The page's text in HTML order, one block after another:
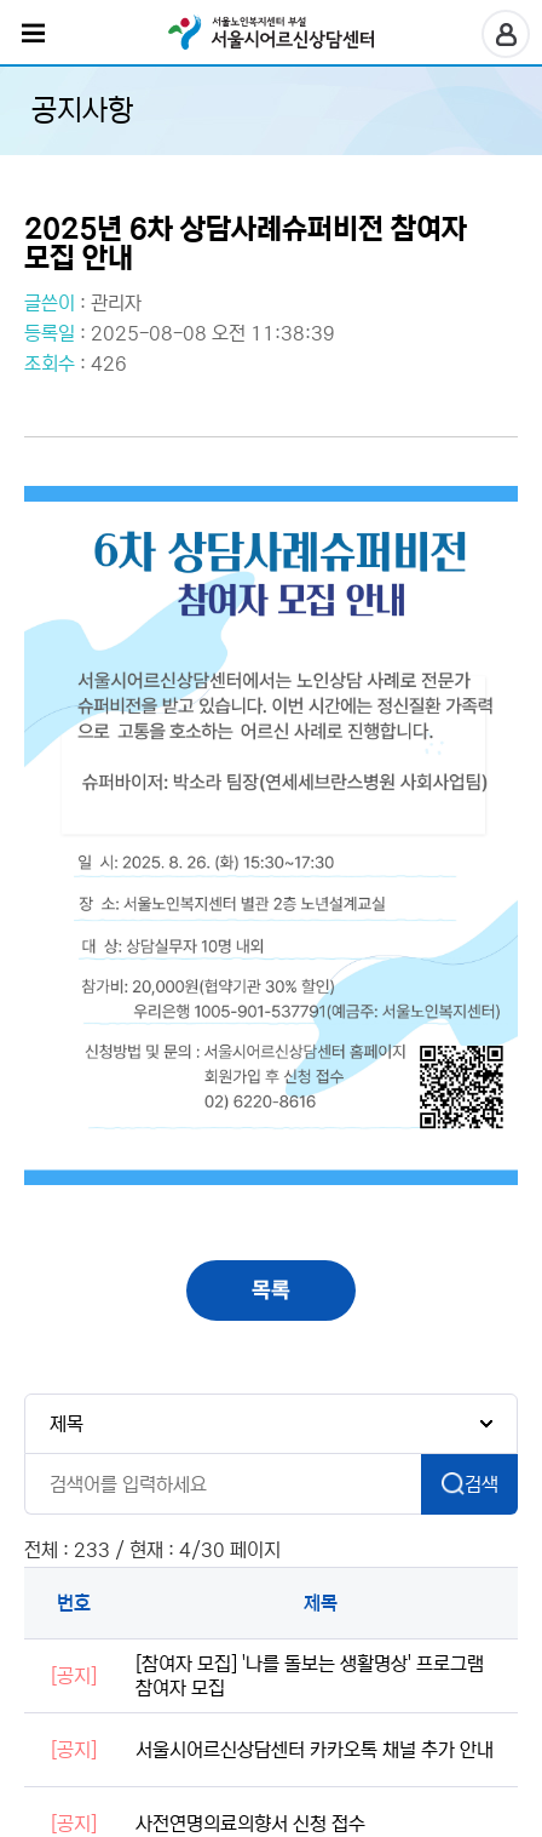
공지사항
2025년 6차 상담사례슈퍼비전 참여자
모집 안내
글쓴이 : 관리자
등록일 : 2025-08-08 오전 11:38:39
조회수 : 426
목록
검색
전체 : 233 / 현재 : 4/30 페이지
번호 제목
[공지]
[참여자 모집] '나를 돌보는 생활명상' 프로그램
참여자 모집
[공지] 서울시어르신상담센터 카카오톡 채널 추가 안내
[공지] 사전연명의료의향서 신청 접수